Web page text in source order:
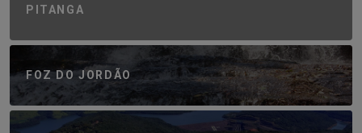
PITANGA
FOZ DO JORDÃO